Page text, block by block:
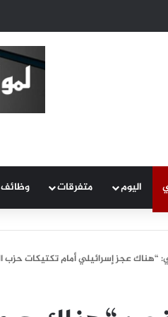
اليوم متفرقات وظائف
“هناك عجز إسرائيلي أمام تكتيكات